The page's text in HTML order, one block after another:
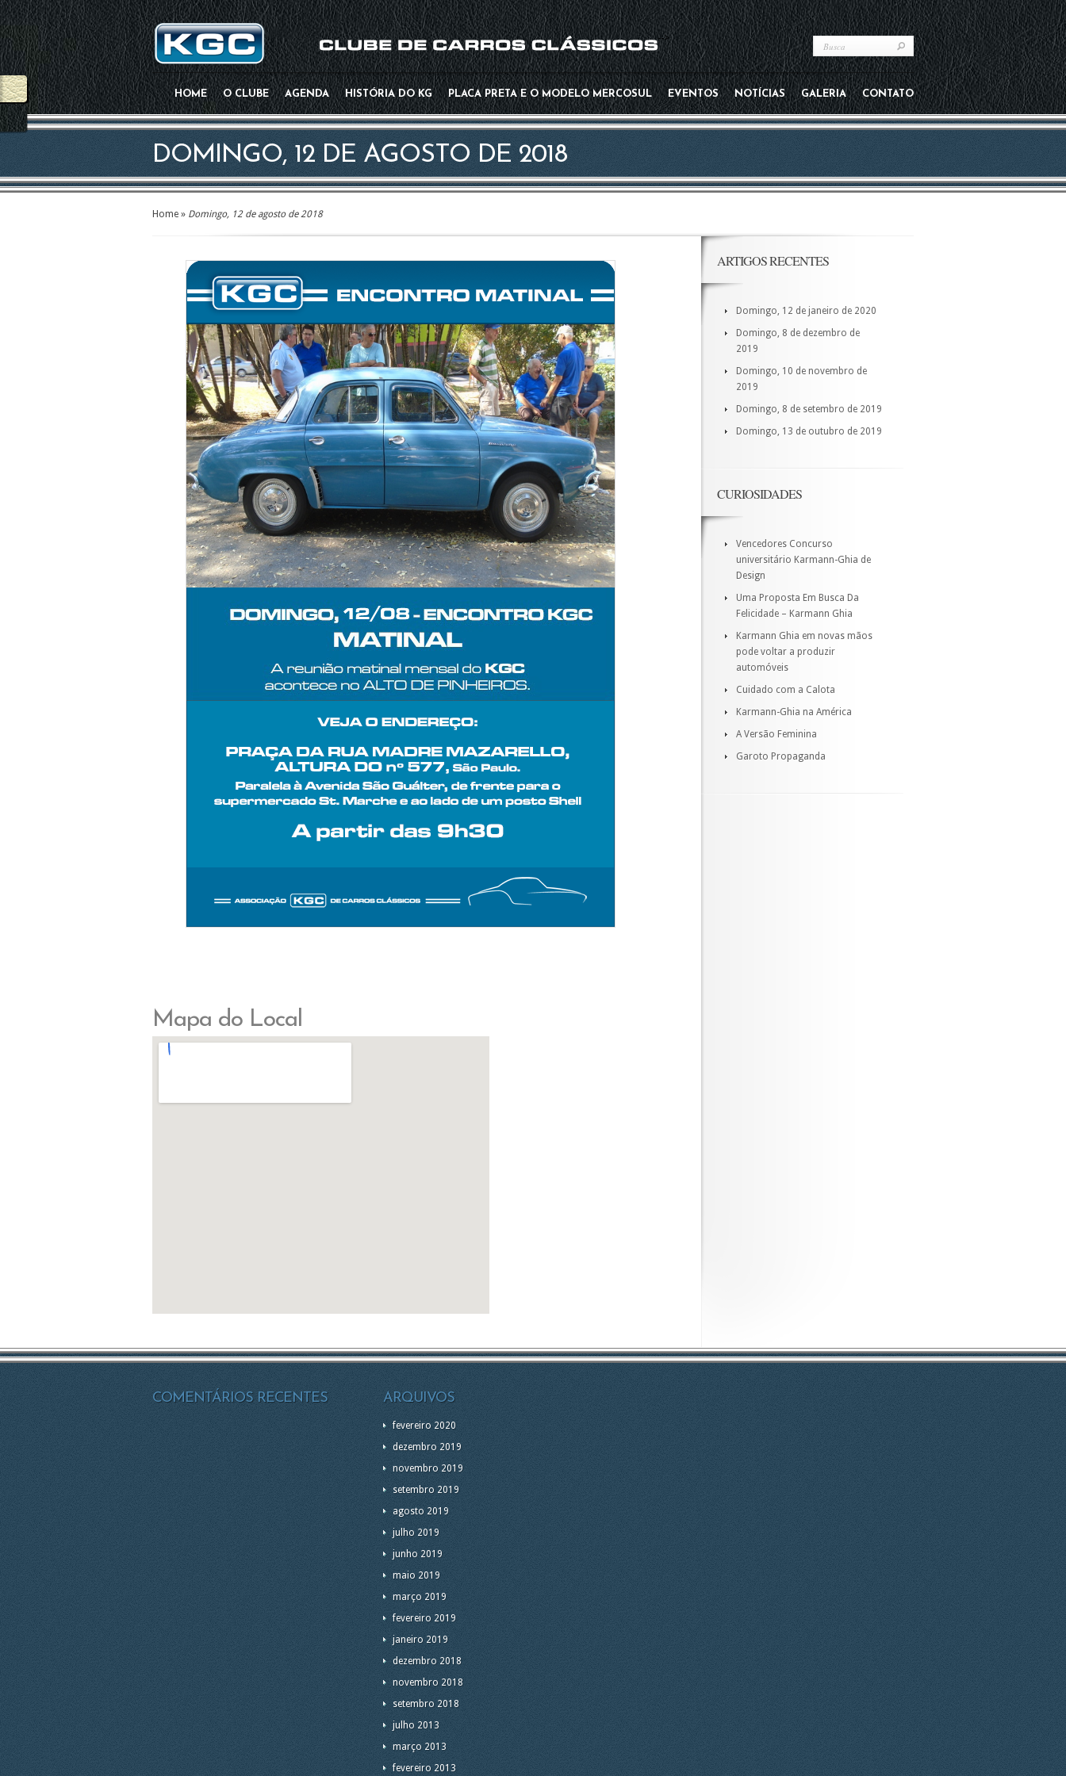
-->
HOME O CLUBE AGENDA HISTÓRIA DO KG PLACA PRETA E O MODELO MERCOSUL EVENTOS NOTÍCIAS GALERIA CONTATO
DOMINGO, 12 DE AGOSTO DE 2018
Home » Domingo, 12 de agosto de 2018
Mapa do Local
ARTIGOS RECENTES
Domingo, 12 de janeiro de 2020
Domingo, 8 de dezembro de
2019
Domingo, 10 de novembro de
2019
Domingo, 8 de setembro de 2019
Domingo, 13 de outubro de 2019
CURIOSIDADES
Vencedores Concurso
universitário Karmann-Ghia de
Design
Uma Proposta Em Busca Da
Felicidade – Karmann Ghia
Karmann Ghia em novas mãos
pode voltar a produzir
automóveis
Cuidado com a Calota
Karmann-Ghia na América
A Versão Feminina
Garoto Propaganda
COMENTÁRIOS RECENTES ARQUIVOS
fevereiro 2020
dezembro 2019
novembro 2019
setembro 2019
agosto 2019
julho 2019
junho 2019
maio 2019
março 2019
fevereiro 2019
janeiro 2019
dezembro 2018
novembro 2018
setembro 2018
julho 2013
março 2013
fevereiro 2013